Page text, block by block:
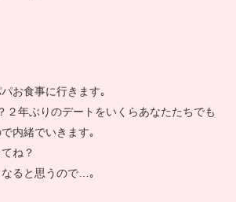
お食事に行きます｡
２年ぶりのデートをいくらあなたたちでも
内緒でいきます｡
ね？
ると思うので…｡